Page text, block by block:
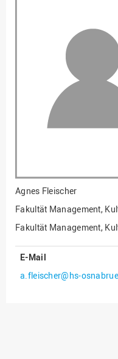
und Informatik
Fakultät Management,
Kultur und Technik
Fakultät Wirtschafts- und
Sozialwissenschaften
Finanzen
Gesellschaftliches
Engagement
Hochschulplanung/-
strategie
Agnes Fleischer
Fakultät Management,
Fakultät Management,
E-Mail
a.fleischer@hs-